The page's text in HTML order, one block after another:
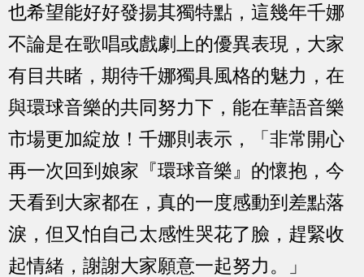
也希望能好好發揚其獨特點，這幾年千娜
不論是在歌唱或戲劇上的優異表現，大家
有目共睹，期待千娜獨具風格的魅力，在
與環球音樂的共同努力下，能在華語音樂
市場更加綻放！千娜則表示，「非常開心
再一次回到娘家『環球音樂』的懷抱，今
天看到大家都在，真的一度感動到差點落
淚，但又怕自己太感性哭花了臉，趕緊收
起情緒，謝謝大家願意一起努力。」